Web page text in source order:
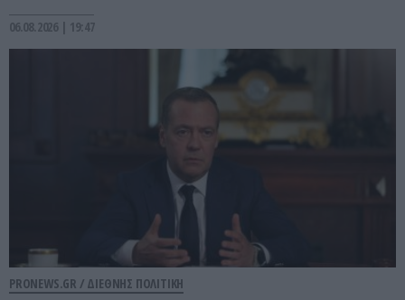
06.08.2026 | 19:47
PRONEWS.GR / ΔΙΕΘΝΗΣ ΠΟΛΙΤΙΚΗ